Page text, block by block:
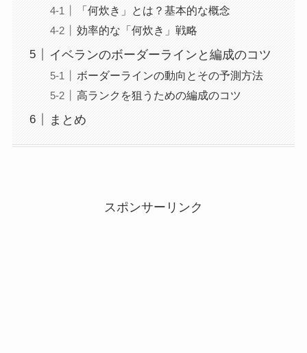
「何炊き」とは？基本的な概念
効率的な「何炊き」戦略
イベランのボーダーラインと編成のコツ
ボーダーラインの動向とその予測方法
高ランクを狙うための編成のコツ
まとめ
スポンサーリンク